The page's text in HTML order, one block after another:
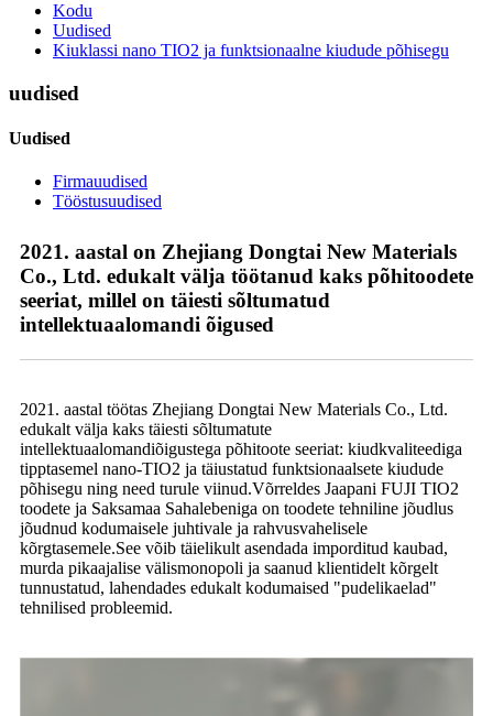
Kodu
Uudised
Kiuklassi nano TIO2 ja funktsionaalne kiudude põhisegu
uudised
Uudised
Firmauudised
Tööstusuudised
2021. aastal on Zhejiang Dongtai New Materials
Co., Ltd. edukalt välja töötanud kaks põhitoodete
seeriat, millel on täiesti sõltumatud
intellektuaalomandi õigused
2021. aastal töötas Zhejiang Dongtai New Materials Co., Ltd.
edukalt välja kaks täiesti sõltumatute
intellektuaalomandiõigustega põhitoote seeriat: kiudkvaliteediga
tipptasemel nano-TIO2 ja täiustatud funktsionaalsete kiudude
põhisegu ning need turule viinud.Võrreldes Jaapani FUJI TIO2
toodete ja Saksamaa Sahalebeniga on toodete tehniline jõudlus
jõudnud kodumaisele juhtivale ja rahvusvahelisele
kõrgtasemele.See võib täielikult asendada imporditud kaubad,
murda pikaajalise välismonopoli ja saanud klientidelt kõrgelt
tunnustatud, lahendades edukalt kodumaised "pudelikaelad"
tehnilised probleemid.